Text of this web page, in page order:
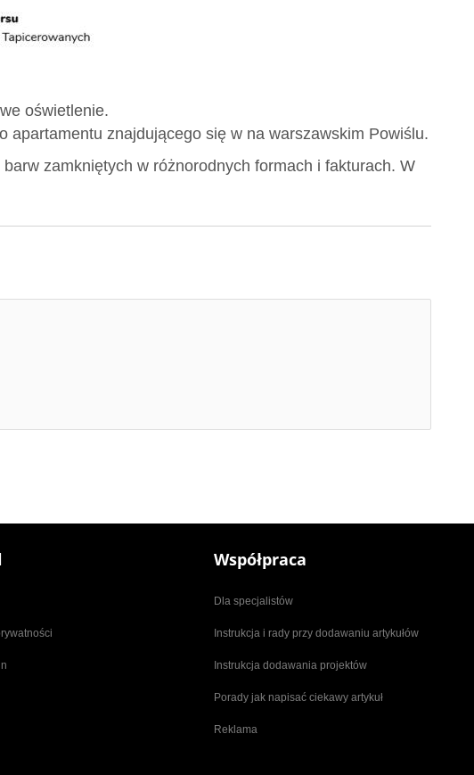
oświetlenie.
apartamentu znajdującego się w na warszawskim Powiślu.
zamkniętych w różnorodnych formach i fakturach. W
Współpraca
Dla specjalistów
Instrukcja i rady przy dodawaniu artykułów
Instrukcja dodawania projektów
Porady jak napisać ciekawy artykuł
Reklama